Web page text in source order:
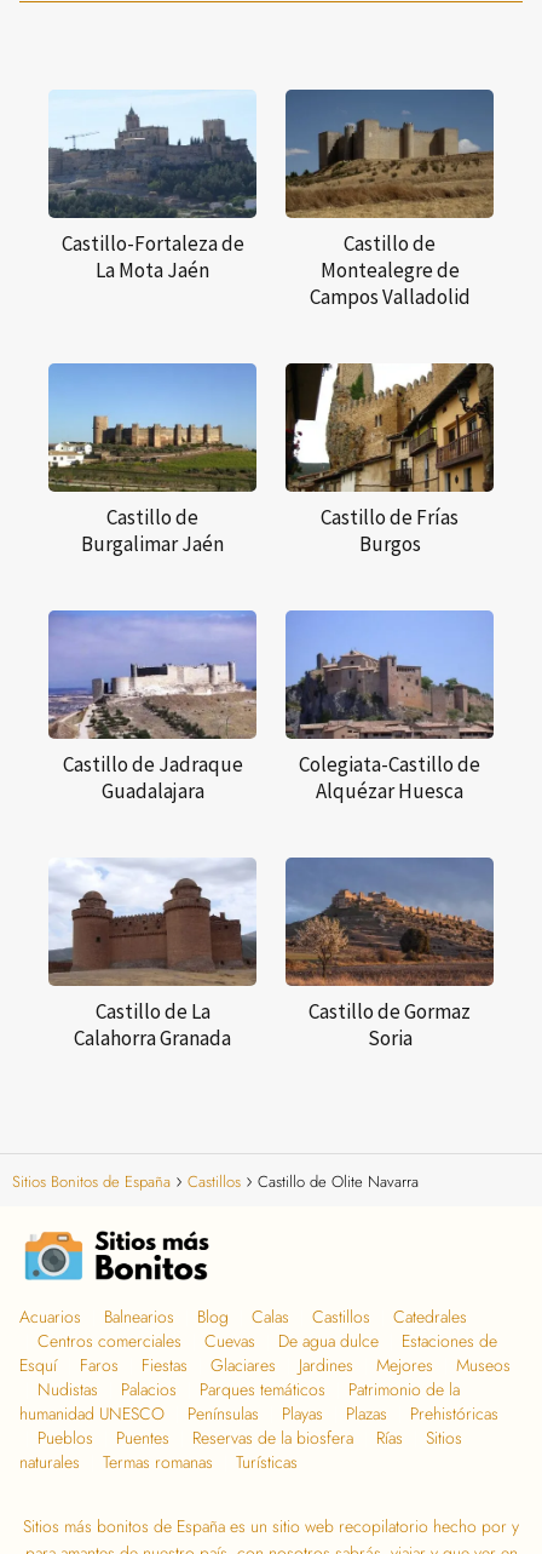
Castillo-Fortaleza de
La Mota Jaén
Castillo de
Montealegre de
Campos Valladolid
Castillo de
Burgalimar Jaén
Castillo de Frías
Burgos
Castillo de Jadraque
Guadalajara
Colegiata-Castillo de
Alquézar Huesca
Castillo de La
Calahorra Granada
Castillo de Gormaz
Soria
Sitios Bonitos de España Castillos Castillo de Olite Navarra
Acuarios Balnearios Blog Calas Castillos
Catedrales
Centros comerciales
Cuevas De agua dulce
Estaciones de
Esquí
Faros Fiestas Glaciares Jardines Mejores
Museos
Nudistas
Palacios Parques temáticos
Patrimonio de la
humanidad UNESCO
Penínsulas Playas Plazas
Prehistóricas
Pueblos
Puentes Reservas de la biosfera Rías
Sitios
naturales
Termas romanas Turísticas
Sitios más bonitos de España es un sitio web recopilatorio hecho por y